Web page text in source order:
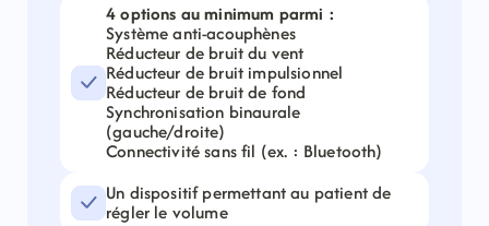
4 options au minimum parmi :
Système anti-acouphènes
Réducteur de bruit du vent
Réducteur de bruit impulsionnel
Réducteur de bruit de fond
Synchronisation binaurale
(gauche/droite)
Connectivité sans fil (ex. : Bluetooth)
Un dispositif permettant au patient de
régler le volume